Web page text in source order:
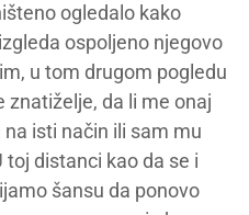
ogledalo kako
ospoljeno njegovo
u tom drugom pogledu
znatiželje, da li me onaj
isti način ili sam mu
toj distanci kao da se i
šansu da ponovo